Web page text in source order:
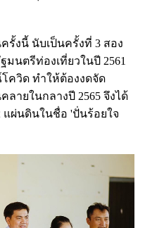
รั้งนี้ นับเป็นครั้งที่ 3 สอง
นตรีท่องเที่ยวในปี 2561
ควิด ทำให้ต้องงดจัด
ลายในกลางปี 2565 จึงได้
ผ่นดินในชื่อ 'ปั่นร้อยใจ